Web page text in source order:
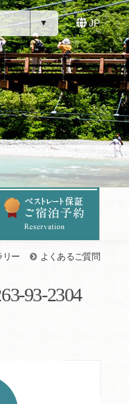
JP
リー よくあるご質問
93-2304